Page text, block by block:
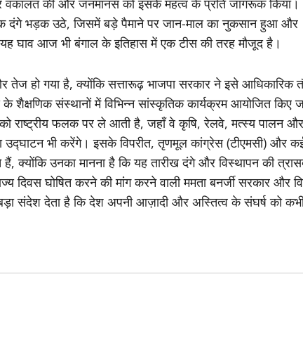
वकालत की और जनमानस को इसके महत्व के प्रति जागरूक किया।
दंगे भड़क उठे, जिसमें बड़े पैमाने पर जान-माल का नुकसान हुआ और
घाव आज भी बंगाल के इतिहास में एक टीस की तरह मौजूद है।
हो गया है, क्योंकि सत्तारूढ़ भाजपा सरकार ने इसे आधिकारिक
शैक्षणिक संस्थानों में विभिन्न सांस्कृतिक कार्यक्रम आयोजित किए
राष्ट्रीय फलक पर ले आती है, जहाँ वे कृषि, रेलवे, मत्स्य पालन और
उद्घाटन भी करेंगे। इसके विपरीत, तृणमूल कांग्रेस (टीएमसी) और
उनका मानना है कि यह तारीख दंगे और विस्थापन की
दिवस घोषित करने की मांग करने वाली ममता बनर्जी सरकार और
संदेश देता है कि देश अपनी आज़ादी और अस्तित्व के संघर्ष को